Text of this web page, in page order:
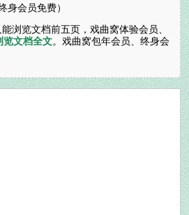
身会员免费）
浏览文档前五页，戏曲窝体验会员、
览文档全文。戏曲窝包年会员、终身会